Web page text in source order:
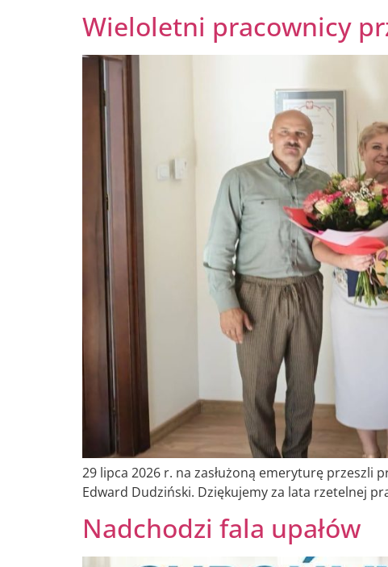
Wieloletni pracownicy
29 lipca 2026 r. na zasłużoną emeryturę przeszli
Edward Dudziński. Dziękujemy za lata rzetelnej
Nadchodzi fala upałów